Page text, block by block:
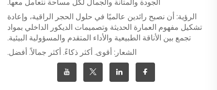
الجودة والمتانة والجمال لكل مساحة نتعامل معها.
الرؤية: أن نصبح رائدين عالميًا في حلول الحجر الراقية، وإعادة
تشكيل مفهوم العمارة الحديثة وتصميمات الديكور الداخلي بمواد
تجمع بين الأناقة الطبيعية والأداء المتقدم والمسؤولية البيئية.
الشعار: أقوى. أكثر ذكاءً. أكثر جمالاً. أفضل.